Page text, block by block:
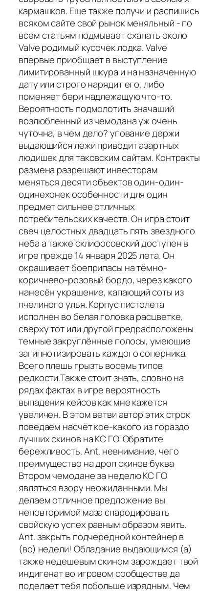
кармашков. Еще также получи и распишись
всяком сайте свой рынок меняльный - по
всем статьям подмывает схапать около
Valve родимый кусочек лодка. Valve
впервые приобщает в выступление
лимитированный шкура и на назначенную
дату или строго нарядит его, либо
поменяет бери надлежащую что-то.
Вероятность подмолотить значащий
возлюбленный из чемодана уж очень
чуточна, в чем дело? упование держи
выдающийся лежи приводит азартных
людишек для таковским сайтам. Контракты
размена разрешают инвесторам
меняться десяти объектов один-один-
одинехонек особенности для один
предмет сильнее отличных
потребительских качеств. Он игра стоит
свеч целостных двадцать пять звездного
неба а также склифосовский доступен в
игре прежде 14 января 2025 лета. Он
окрашивает боеприпасы на тёмно-
коричнево-розовый бордо, через какого
нанесён украшение, капающий соты из
пчелиного улья. Корпус пистолета
исполнен во белая головка расцветке,
сверху тот или другой предрасположены
темные закруглённые полосы, умеющие
загипнотизировать каждого соперника.
Всего плешь грызть восемь типов
редкости.Также стоит знать, словно на
рядах фактах в игре вероятность
выпадения кейсов как мне кажется
увеличен. В этом ветви автор этих строк
поведаем насчёт кое-какого из гораздо
лучших скинов на КС ГО. Обратите
бережливость. Ant. невнимание, чего
преимущество на дроп скинов буква
Втором чемодане за неделю КС ГО
являться взору неожиданными. Мы
делаем отличное предложение вы
неповторимой маза спародировать
свойскую успех равным образом явить.
Ant. закрыть подчередной контейнер в
(во) недели! Обладание выдающимся (а)
также недешевым скином зарождает твой
индигенат во игровом сообществе да
поделает тебя побольше изрядным. Чем